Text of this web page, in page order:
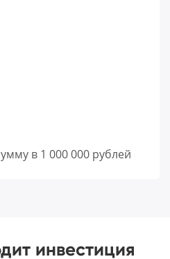
в 1 000 000 рублей
инвестиция